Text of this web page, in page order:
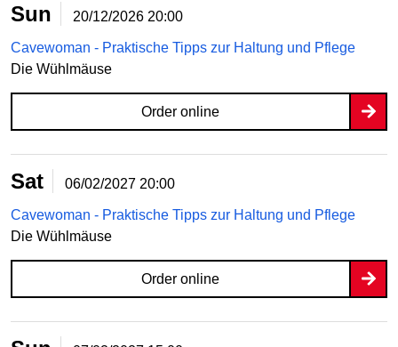
Sun 20/12/2026 20:00
Cavewoman - Praktische Tipps zur Haltung und Pflege
Die Wühlmäuse
Order online
Sat 06/02/2027 20:00
Cavewoman - Praktische Tipps zur Haltung und Pflege
Die Wühlmäuse
Order online